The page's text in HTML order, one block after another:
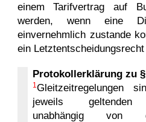
einem Tarifvertrag auf
werden, wenn eine
einvernehmlich zustande
ein Letztentscheidungsrecht
Protokollerklärung zu
1 Gleitzeitregelungen
jeweils geltenden
unabhängig von